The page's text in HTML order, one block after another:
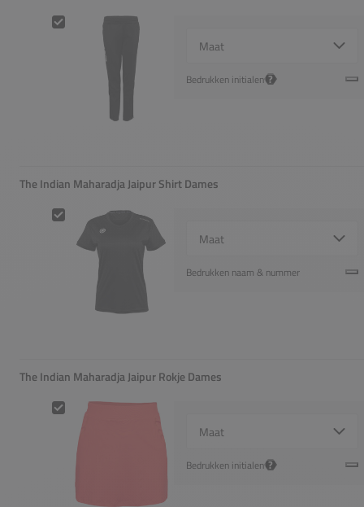
Bedrukken initialen ?
The Indian Maharadja Jaipur Broek Dames
The Indian Maharadja Jaipur Shirt Dames
Bedrukken naam & nummer
The Indian Maharadja Jaipur Shirt Dames
The Indian Maharadja Jaipur Rokje Dames
Bedrukken initialen ?
The Indian Maharadja Jaipur Rokje Dames